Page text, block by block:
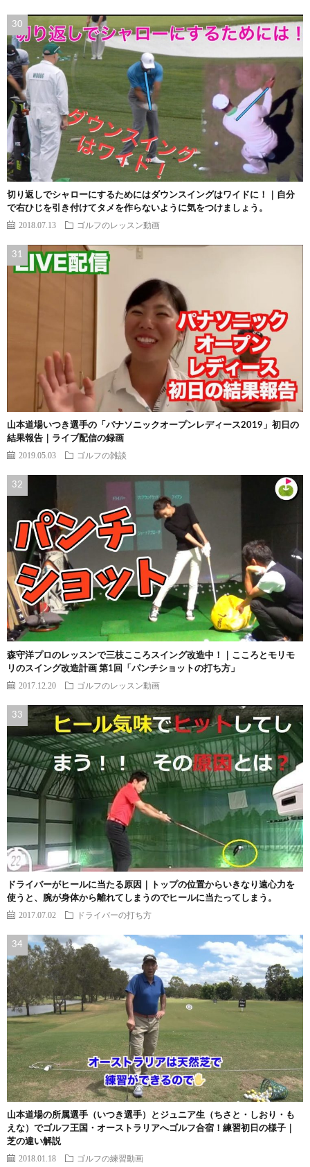
切り返しでシャローにするためにはダウンスイングはワイドに！｜自分
で右ひじを引き付けてタメを作らないように気をつけましょう。
2018.07.13 ゴルフのレッスン動画
山本道場いつき選手の「パナソニックオープンレディース2019」初日の
結果報告｜ライブ配信の録画
2019.05.03 ゴルフの雑談
森守洋プロのレッスンで三枝こころスイング改造中！｜こころとモリモ
リのスイング改造計画 第1回「パンチショットの打ち方」
2017.12.20 ゴルフのレッスン動画
ドライバーがヒールに当たる原因｜トップの位置からいきなり遠心力を
使うと、腕が身体から離れてしまうのでヒールに当たってしまう。
2017.07.02 ドライバーの打ち方
山本道場の所属選手（いつき選手）とジュニア生（ちさと・しおり・も
えな）でゴルフ王国・オーストラリアへゴルフ合宿！練習初日の様子｜
芝の違い解説
2018.01.18 ゴルフの練習動画